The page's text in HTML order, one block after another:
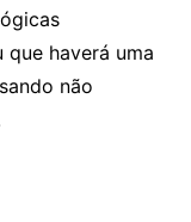
haverá uma
não